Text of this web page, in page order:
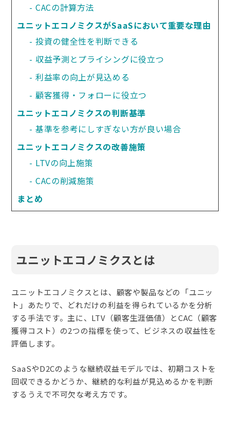
CACの計算方法
ユニットエコノミクスがSaaSにおいて重要な理由
投資の健全性を判断できる
収益予測とプライシングに役立つ
利益率の向上が見込める
顧客獲得・フォローに役立つ
ユニットエコノミクスの判断基準
基準を参考にしすぎない方が良い場合
ユニットエコノミクスの改善施策
LTVの向上施策
CACの削減施策
まとめ
ユニットエコノミクスとは
ユニットエコノミクスとは、顧客や製品などの「ユニッ
ト」あたりで、どれだけの利益を得られているかを分析
する手法です。主に、LTV（顧客生涯価値）とCAC（顧客
獲得コスト）の2つの指標を使って、ビジネスの収益性を
評価します。
SaaSやD2Cのような継続収益モデルでは、初期コストを
回収できるかどうか、継続的な利益が見込めるかを判断
するうえで不可欠な考え方です。